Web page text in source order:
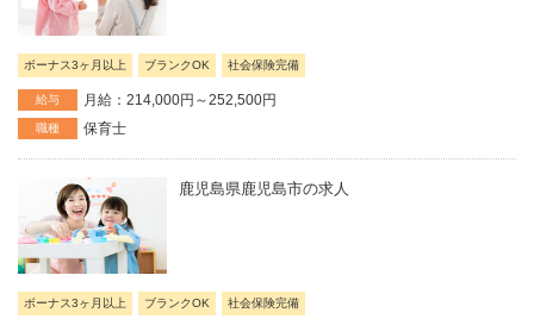
ボーナス3ヶ月以上 ブランクOK 社会保険完備
給与 月給：214,000円～252,500円
職種 保育士
鹿児島県鹿児島市の求人
ボーナス3ヶ月以上 ブランクOK 社会保険完備